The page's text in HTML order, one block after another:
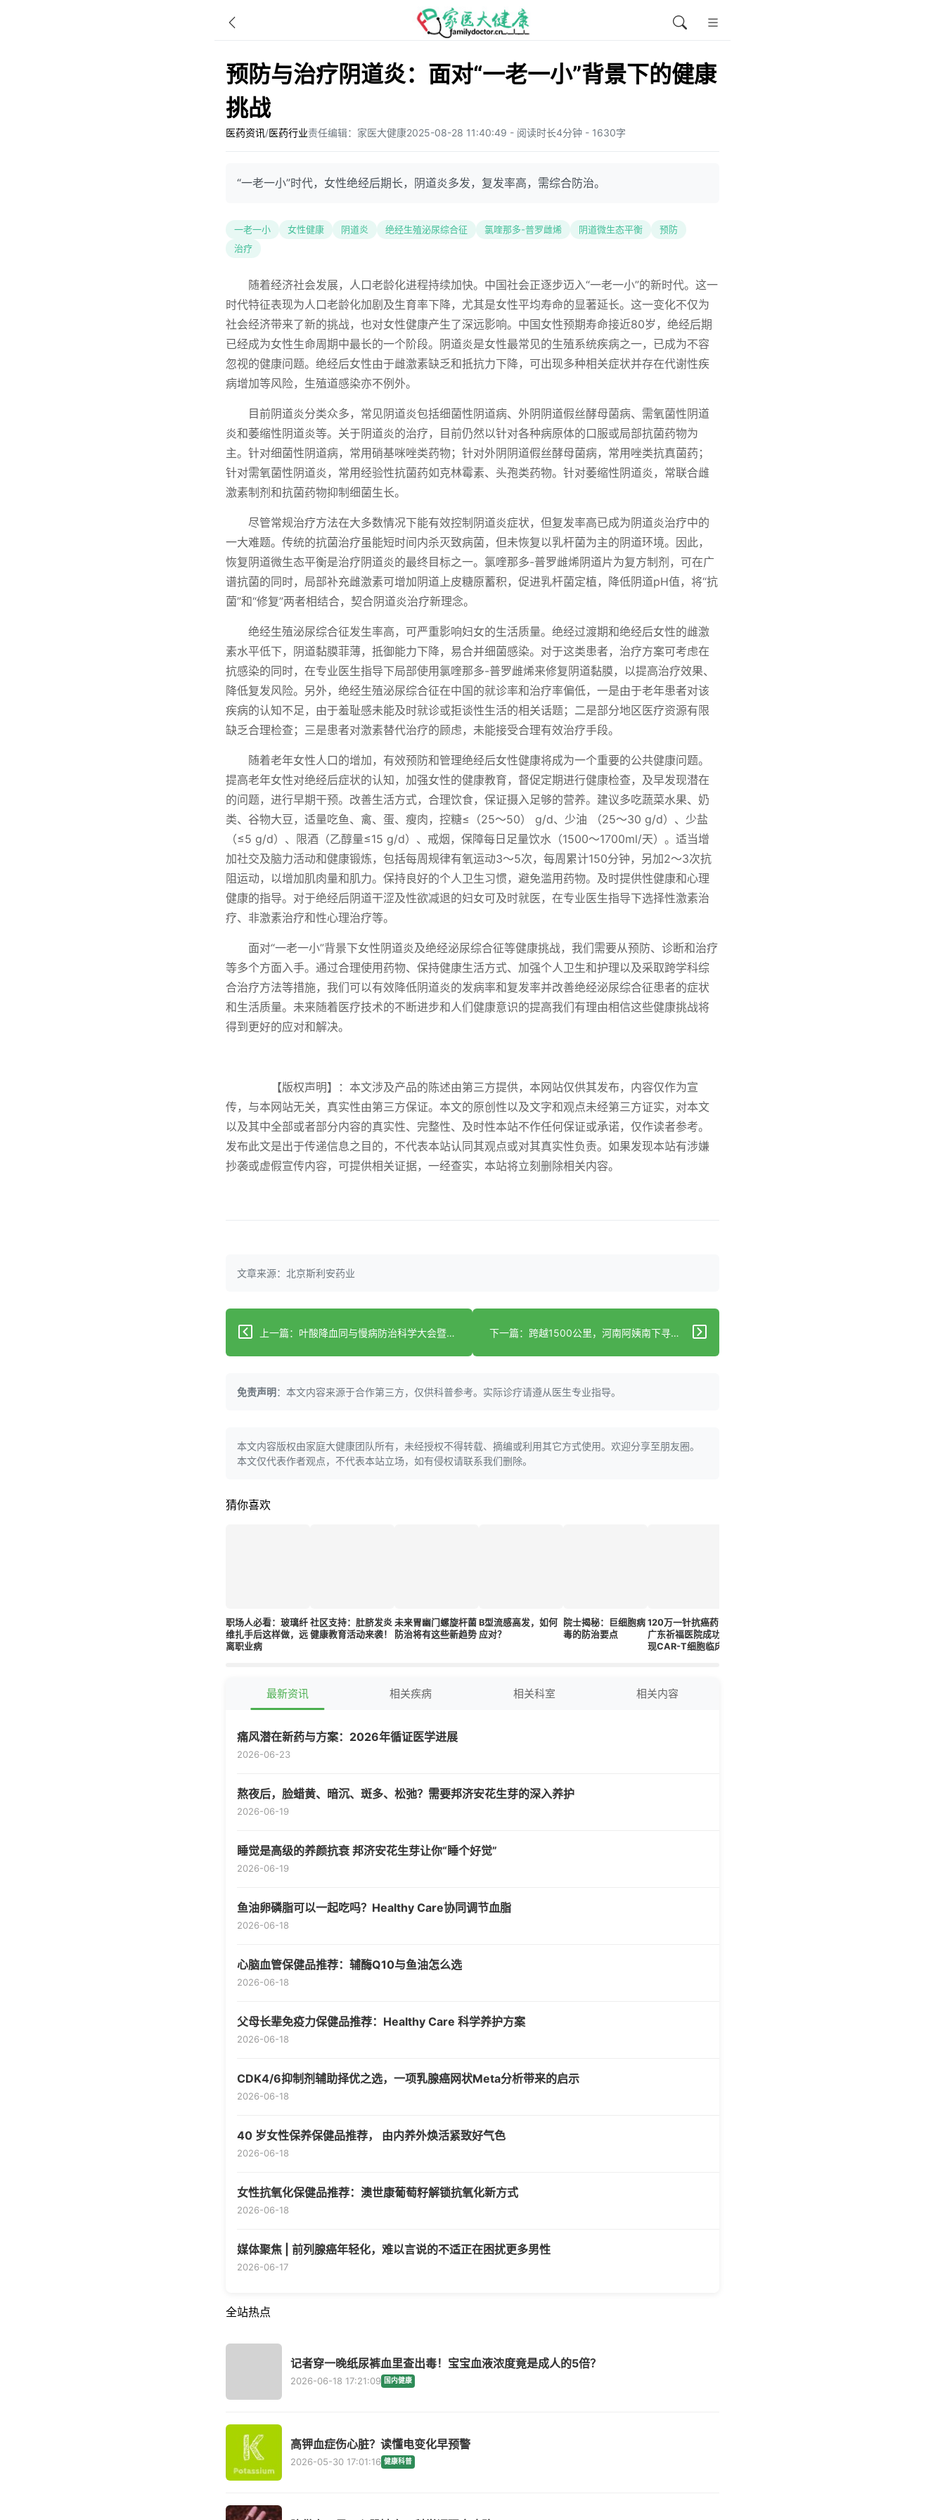
预防与治疗阴道炎：面对“一老一小”背景下的健康
挑战
医药资讯/医药行业责任编辑：家医大健康2025-08-28 11:40:49 - 阅读时长4分钟 - 1630字
“一老一小”时代，女性绝经后期长，阴道炎多发，复发率高，需综合防治。
一老一小 女性健康 阴道炎 绝经生殖泌尿综合征 氯喹那多-普罗雌烯 阴道微生态平衡
预防
治疗
随着经济社会发展，人口老龄化进程持续加快。中国社会正逐步迈入“一老一小”的新时代。这一
时代特征表现为人口老龄化加剧及生育率下降，尤其是女性平均寿命的显著延长。这一变化不仅为
社会经济带来了新的挑战，也对女性健康产生了深远影响。中国女性预期寿命接近80岁，绝经后期
已经成为女性生命周期中最长的一个阶段。阴道炎是女性最常见的生殖系统疾病之一，已成为不容
忽视的健康问题。绝经后女性由于雌激素缺乏和抵抗力下降，可出现多种相关症状并存在代谢性疾
病增加等风险，生殖道感染亦不例外。
目前阴道炎分类众多，常见阴道炎包括细菌性阴道病、外阴阴道假丝酵母菌病、需氧菌性阴道
炎和萎缩性阴道炎等。关于阴道炎的治疗，目前仍然以针对各种病原体的口服或局部抗菌药物为
主。针对细菌性阴道病，常用硝基咪唑类药物；针对外阴阴道假丝酵母菌病，常用唑类抗真菌药；
针对需氧菌性阴道炎，常用经验性抗菌药如克林霉素、头孢类药物。针对萎缩性阴道炎，常联合雌
激素制剂和抗菌药物抑制细菌生长。
尽管常规治疗方法在大多数情况下能有效控制阴道炎症状，但复发率高已成为阴道炎治疗中的
一大难题。传统的抗菌治疗虽能短时间内杀灭致病菌，但未恢复以乳杆菌为主的阴道环境。因此，
恢复阴道微生态平衡是治疗阴道炎的最终目标之一。氯喹那多-普罗雌烯阴道片为复方制剂，可在广
谱抗菌的同时，局部补充雌激素可增加阴道上皮糖原蓄积，促进乳杆菌定植，降低阴道pH值，将“抗
菌”和“修复”两者相结合，契合阴道炎治疗新理念。
绝经生殖泌尿综合征发生率高，可严重影响妇女的生活质量。绝经过渡期和绝经后女性的雌激
素水平低下，阴道黏膜菲薄，抵御能力下降，易合并细菌感染。对于这类患者，治疗方案可考虑在
抗感染的同时，在专业医生指导下局部使用氯喹那多-普罗雌烯来修复阴道黏膜，以提高治疗效果、
降低复发风险。另外，绝经生殖泌尿综合征在中国的就诊率和治疗率偏低，一是由于老年患者对该
疾病的认知不足，由于羞耻感未能及时就诊或拒谈性生活的相关话题；二是部分地区医疗资源有限
缺乏合理检查；三是患者对激素替代治疗的顾虑，未能接受合理有效治疗手段。
随着老年女性人口的增加，有效预防和管理绝经后女性健康将成为一个重要的公共健康问题。
提高老年女性对绝经后症状的认知，加强女性的健康教育，督促定期进行健康检查，及早发现潜在
的问题，进行早期干预。改善生活方式，合理饮食，保证摄入足够的营养。建议多吃蔬菜水果、奶
类、谷物大豆，适量吃鱼、禽、蛋、瘦肉，控糖≤（25～50） g/d、少油 （25～30 g/d）、少盐
（≤5 g/d）、限酒（乙醇量≤15 g/d）、戒烟，保障每日足量饮水（1500～1700ml/天）。适当增
加社交及脑力活动和健康锻炼，包括每周规律有氧运动3～5次，每周累计150分钟，另加2～3次抗
阻运动，以增加肌肉量和肌力。保持良好的个人卫生习惯，避免滥用药物。及时提供性健康和心理
健康的指导。对于绝经后阴道干涩及性欲减退的妇女可及时就医，在专业医生指导下选择性激素治
疗、非激素治疗和性心理治疗等。
面对“一老一小”背景下女性阴道炎及绝经泌尿综合征等健康挑战，我们需要从预防、诊断和治疗
等多个方面入手。通过合理使用药物、保持健康生活方式、加强个人卫生和护理以及采取跨学科综
合治疗方法等措施，我们可以有效降低阴道炎的发病率和复发率并改善绝经泌尿综合征患者的症状
和生活质量。未来随着医疗技术的不断进步和人们健康意识的提高我们有理由相信这些健康挑战将
得到更好的应对和解决。
【版权声明】：本文涉及产品的陈述由第三方提供，本网站仅供其发布，内容仅作为宣
传，与本网站无关，真实性由第三方保证。本文的原创性以及文字和观点未经第三方证实，对本文
以及其中全部或者部分内容的真实性、完整性、及时性本站不作任何保证或承诺，仅作读者参考。
发布此文是出于传递信息之目的，不代表本站认同其观点或对其真实性负责。如果发现本站有涉嫌
抄袭或虚假宣传内容，可提供相关证据，一经查实，本站将立刻删除相关内容。
文章来源：北京斯利安药业
上一篇：叶酸降血同与慢病防治科学大会暨叶酸防治慢病科普指南研拟启动会在京召开 下一篇：跨越1500公里，河南阿姨南下寻觅“膝”望
免责声明：本文内容来源于合作第三方，仅供科普参考。实际诊疗请遵从医生专业指导。
本文内容版权由家庭大健康团队所有，未经授权不得转载、摘编或利用其它方式使用。欢迎分享至朋友圈。
本文仅代表作者观点，不代表本站立场，如有侵权请联系我们删除。
猜你喜欢
职场人必看：玻璃纤
维扎手后这样做，远
离职业病
社区支持：肚脐发炎
健康教育活动来袭！
未来胃幽门螺旋杆菌
防治将有这些新趋势
B型流感高发，如何
应对？
院士揭秘：巨细胞病
毒的防治要点
120万一针抗癌药，
广东祈福医院成功实
现CAR-T细胞临床
最新资讯 相关疾病 相关科室 相关内容
痛风潜在新药与方案：2026年循证医学进展
2026-06-23
熬夜后，脸蜡黄、暗沉、斑多、松弛？需要邦济安花生芽的深入养护
2026-06-19
睡觉是高级的养颜抗衰 邦济安花生芽让你“睡个好觉”
2026-06-19
鱼油卵磷脂可以一起吃吗？Healthy Care协同调节血脂
2026-06-18
心脑血管保健品推荐：辅酶Q10与鱼油怎么选
2026-06-18
父母长辈免疫力保健品推荐：Healthy Care 科学养护方案
2026-06-18
CDK4/6抑制剂辅助择优之选，一项乳腺癌网状Meta分析带来的启示
2026-06-18
40 岁女性保养保健品推荐， 由内养外焕活紧致好气色
2026-06-18
女性抗氧化保健品推荐：澳世康葡萄籽解锁抗氧化新方式
2026-06-18
媒体聚焦 | 前列腺癌年轻化，难以言说的不适正在困扰更多男性
2026-06-17
全站热点
记者穿一晚纸尿裤血里查出毒！宝宝血液浓度竟是成人的5倍？
2026-06-18 17:21:09 国内健康
高钾血症伤心脏？读懂电变化早预警
2026-05-30 17:01:16 健康科普